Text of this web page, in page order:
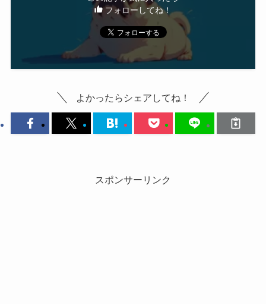
フォローしてね！
よかったらシェアしてね！
スポンサーリンク